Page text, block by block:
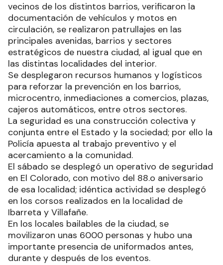
vecinos de los distintos barrios, verificaron la
documentación de vehículos y motos en
circulación, se realizaron patrullajes en las
principales avenidas, barrios y sectores
estratégicos de nuestra ciudad, al igual que en
las distintas localidades del interior.
Se desplegaron recursos humanos y logísticos
para reforzar la prevención en los barrios,
microcentro, inmediaciones a comercios, plazas,
cajeros automáticos, entre otros sectores.
La seguridad es una construcción colectiva y
conjunta entre el Estado y la sociedad; por ello la
Policía apuesta al trabajo preventivo y el
acercamiento a la comunidad.
El sábado se desplegó un operativo de seguridad
en El Colorado, con motivo del 88.o aniversario
de esa localidad; idéntica actividad se desplegó
en los corsos realizados en la localidad de
Ibarreta y Villafañe.
En los locales bailables de la ciudad, se
movilizaron unas 6000 personas y hubo una
importante presencia de uniformados antes,
durante y después de los eventos.